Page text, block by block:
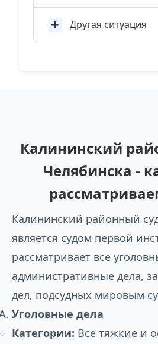
Другая ситуация
Калининский
Челябинска -
Калининский районный
является судом первой
рассматривает все
административные дела,
дел, подсудных мировым
Уголовные дела
Категории: Все тяжкие и